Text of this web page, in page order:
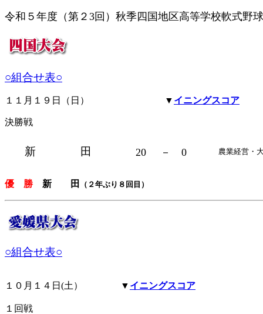
令和５年度（第２3回）秋季四国地区高等学校軟式野
○組合せ表○
１１月１９日（日） ▼ イニングスコア
決勝戦
新 田 20 － 0 農業経営・
優 勝 新 田 （２年ぶり８回目）
○組合せ表○
１０月１４日(土） ▼ イニングスコア
１回戦